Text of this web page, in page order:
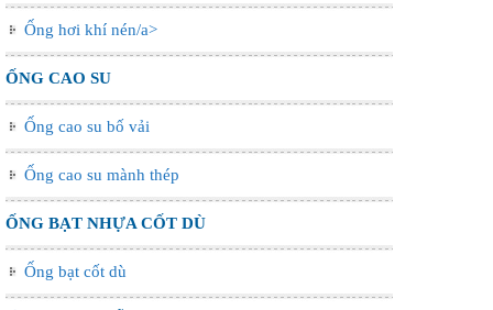
Ống hơi khí nén/a>
ỐNG CAO SU
Ống cao su bố vải
Ống cao su mành thép
ỐNG BẠT NHỰA CỐT DÙ
Ống bạt cốt dù